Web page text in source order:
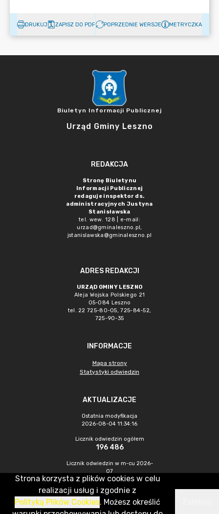
DRUKUJ ZAPISZ DO PDF POPRZEDNIE WERSJE METRYCZKA
Biuletyn Informacji Publicznej
Urząd Gminy Leszno
REDAKCJA
Stronę Biuletynu
Informacji Publicznej
redaguje inspektor ds.
administracyjnych Justyna
Stanisławska
tel. wew. 128 | e-mail:
urzad@gminaleszno.pl,
jstanislawska@gminaleszno.pl
ADRES REDAKCJI
URZĄD GMINY LESZNO
Aleja Wojska Polskiego 21
05-084 Leszno
tel. 22 725-80-05, 725-84-52,
725-90-35
INFORMACJE
Mapa strony
Statystyki odwiedzin
AKTUALIZACJE
Ostatnia modyfikacja
2026-08-04 11:34:16
Licznik odwiedzin ogółem
196 486
Licznik odwiedzin w m-cu 2026-
07
380
CMS & Hosting: Nefeni Sp. z o.o.
Strona korzysta z plików cookies w celu
realizacji usług i zgodnie z
Polityką Plików Cookies. Możesz określić